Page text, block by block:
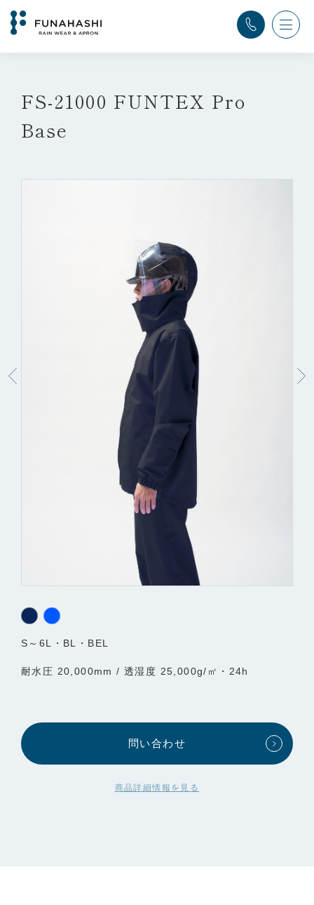
TOP
FS-21000 FUNTEX Pro
Base
S～6L・BL・BEL
耐水圧 20,000mm / 透湿度 25,000g/㎡・24h
問い合わせ
商品詳細情報を見る